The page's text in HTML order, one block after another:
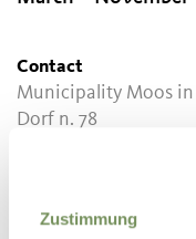
Zustimmung
Contact
Municipality Moos in
Dorf n. 78